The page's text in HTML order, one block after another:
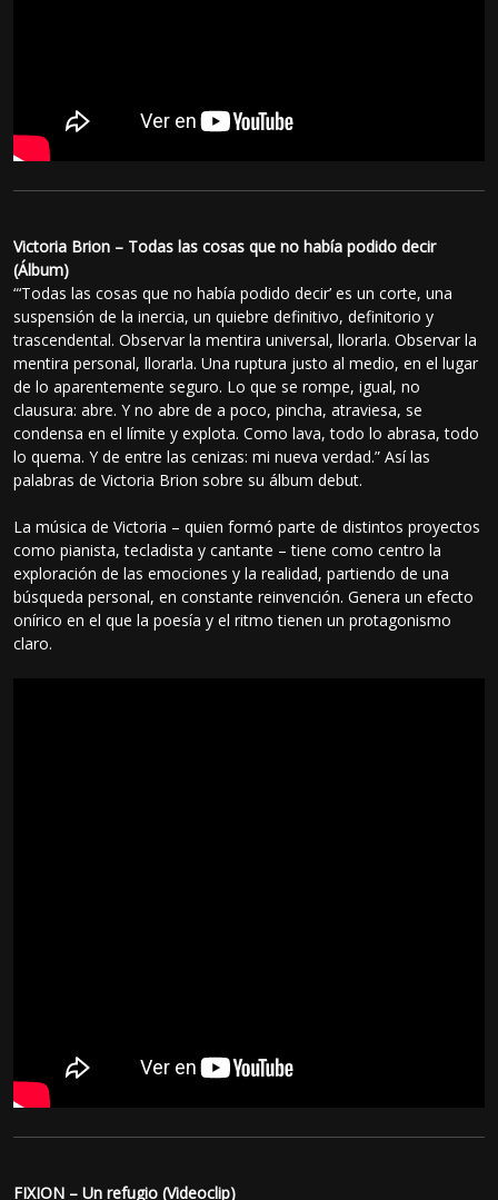
Victoria Brion – Todas las cosas que no había podido decir
(Álbum)
“‘Todas las cosas que no había podido decir’ es un corte, una
suspensión de la inercia, un quiebre definitivo, definitorio y
trascendental. Observar la mentira universal, llorarla. Observar la
mentira personal, llorarla. Una ruptura justo al medio, en el lugar
de lo aparentemente seguro. Lo que se rompe, igual, no
clausura: abre. Y no abre de a poco, pincha, atraviesa, se
condensa en el límite y explota. Como lava, todo lo abrasa, todo
lo quema. Y de entre las cenizas: mi nueva verdad.” Así las
palabras de Victoria Brion sobre su álbum debut.
La música de Victoria – quien formó parte de distintos proyectos
como pianista, tecladista y cantante – tiene como centro la
exploración de las emociones y la realidad, partiendo de una
búsqueda personal, en constante reinvención. Genera un efecto
onírico en el que la poesía y el ritmo tienen un protagonismo
claro.
FIXION – Un refugio (Videoclip)